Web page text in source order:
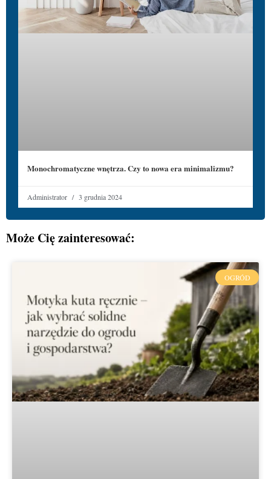
Monochromatyczne wnętrza. Czy to nowa era minimalizmu?
Administrator 3 grudnia 2024
Może Cię zainteresować:
OGRÓD